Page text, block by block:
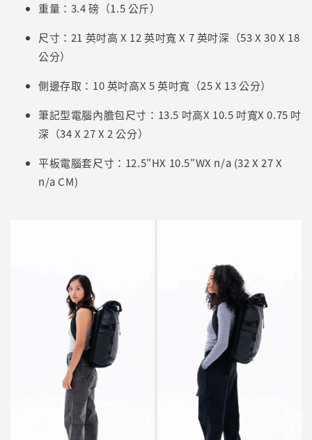
重量：3.4 磅（1.5 公斤）
尺寸：21 英吋高 X 12 英吋寬 X 7 英吋深（53 X 30 X 18
公分）
側邊存取：10 英吋高X 5 英吋寬（25 X 13 公分）
筆記型電腦內膽包尺寸：13.5 吋高X 10.5 吋寬X 0.75 吋
深（34 X 27 X 2 公分）
平板電腦套尺寸：12.5″HX 10.5″WX n/a (32 X 27 X
n/a CM)